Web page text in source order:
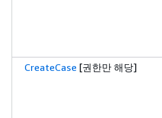
CreateCase [권한만 해당]